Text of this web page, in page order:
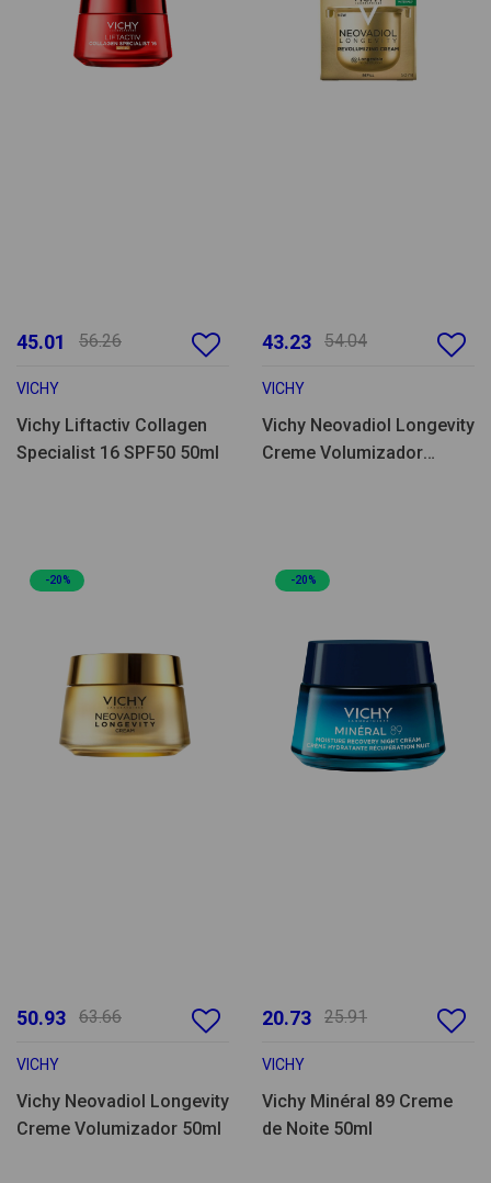
45.01 56.26
VICHY
Vichy Liftactiv Collagen
Specialist 16 SPF50 50ml
43.23 54.04
VICHY
Vichy Neovadiol Longevity
Creme Volumizador
-20%
50.93 63.66
VICHY
Vichy Neovadiol Longevity
Creme Volumizador 50ml
-20%
20.73 25.91
VICHY
Vichy Minéral 89 Creme
de Noite 50ml